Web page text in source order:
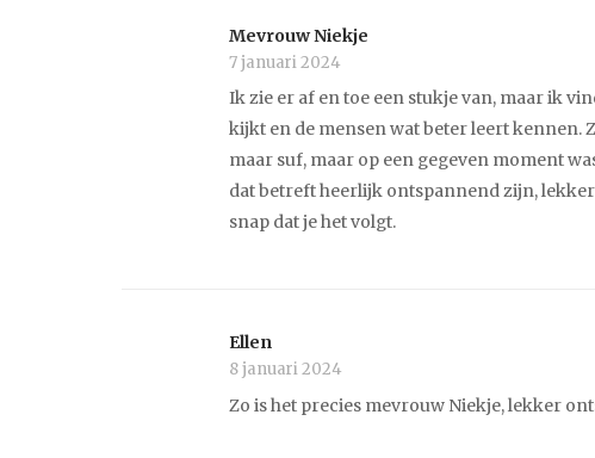
Mevrouw Niekje
7 januari 2024
Ik zie er af en toe een stukje van, maar ik
kijkt en de mensen wat beter leert kennen.
maar suf, maar op een gegeven moment
dat betreft heerlijk ontspannend zijn,
snap dat je het volgt.
Ellen
8 januari 2024
Zo is het precies mevrouw Niekje, lekker